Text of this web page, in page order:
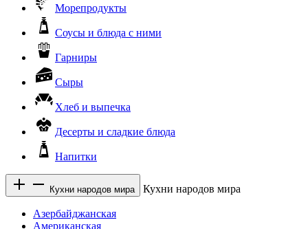
Морепродукты
Соусы и блюда с ними
Гарниры
Сыры
Хлеб и выпечка
Десерты и сладкие блюда
Напитки
Кухни народов мира Кухни народов мира
Азербайджанская
Американская